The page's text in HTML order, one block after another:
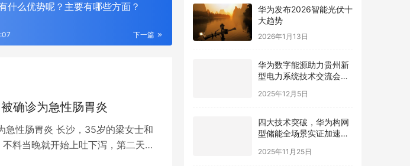
什么优势呢？主要有哪些方面？
下一篇
确诊为急性肠胃炎
急性肠胃炎 长沙，35岁的梁女士和
料当晚就开始上吐下泻，第二天一
华为发布2026智能光伏十
大趋势
2026年1月13日
华为数字能源助力贵州新
型电力系统技术交流会在
2025年12月5日
四大技术突破，华为构网
型储能全场景实证加速新
2025年11月25日